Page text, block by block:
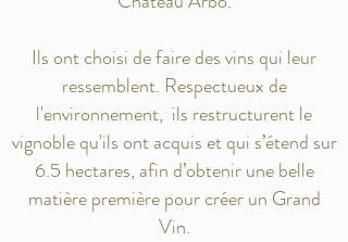
Ils ont choisi de faire des vins qui leur
ressemblent. Respectueux de
l'environnement, ils restructurent le
vignoble qu'ils ont acquis et qui s’étend sur
6.5 hectares, afin d’obtenir une belle
matière première pour créer un Grand
Vin.